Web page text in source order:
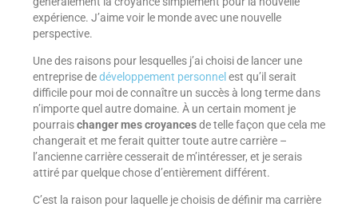
expérience. J’aime voir le monde avec une nouvelle
perspective.
Une des raisons pour lesquelles j’ai choisi de lancer une
entreprise dedéveloppement personnel est qu’il serait
difficile pour moi de connaître un succès à long terme dans
n’importe quel autre domaine. À un certain moment je
pourraischanger mes croyancesde telle façon que cela me
changerait et me ferait quitter toute autre carrière –
l’ancienne carrière cesserait de m’intéresser, et je serais
attiré par quelque chose d’entièrement différent.
C’est la raison pour laquelle je choisis de définir ma carrière